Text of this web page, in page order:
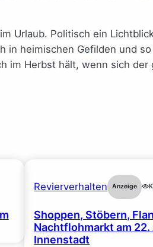
Urlaub. Politisch ein
in heimischen Gefilden und
im Herbst hält, wenn sich
Revierverhalten Anzeige
Shoppen, Stöbern,
Nachtflohmarkt am
Innenstadt